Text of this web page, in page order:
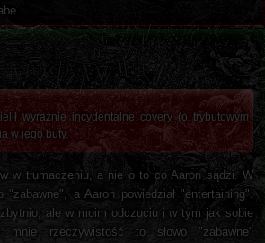
wyraźnie incydentalne covery (o trybutowym
w jego buty.
w tłumaczeniu, a nie o to co Aaron sądzi. W
"zabawne", a Aaron powiedział "entertaining".
ale w moim odczuciu i w tym jak sobie
mnie rzeczywistość to słowo "zabawne"